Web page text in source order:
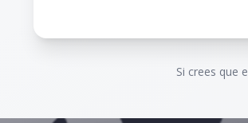
Si crees que